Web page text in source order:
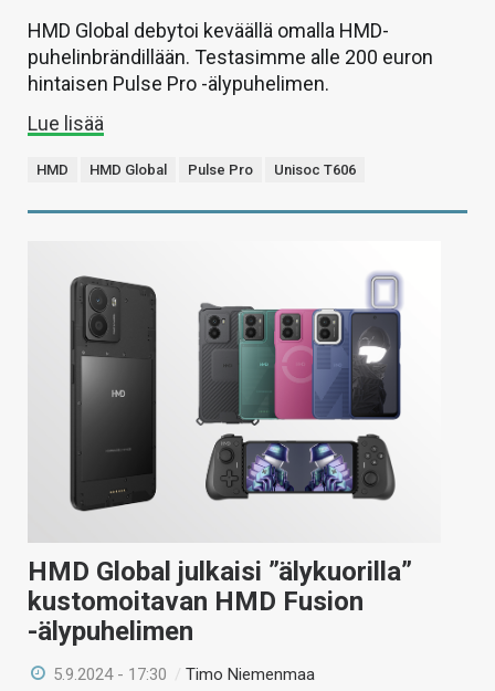
HMD Global debytoi keväällä omalla HMD-
puhelinbrändillään. Testasimme alle 200 euron
hintaisen Pulse Pro -älypuhelimen.
Lue lisää
HMD HMD Global Pulse Pro Unisoc T606
HMD Global julkaisi ”älykuorilla”
kustomoitavan HMD Fusion
-älypuhelimen
5.9.2024 - 17:30 /Timo Niemenmaa